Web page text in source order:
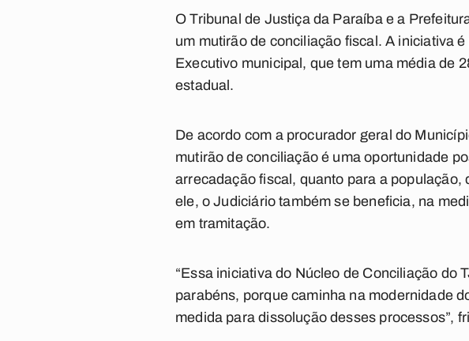
O Tribunal de Justiça da Paraíba e a
um mutirão de conciliação fiscal. A iniciativa
Executivo municipal, que tem uma média de
estadual.
De acordo com a procurador geral do
mutirão de conciliação é uma oportunidade
arrecadação fiscal, quanto para a
ele, o Judiciário também se beneficia, na
em tramitação.
“Essa iniciativa do Núcleo de Conciliação do
parabéns, porque caminha na modernidade
medida para dissolução desses processos”,